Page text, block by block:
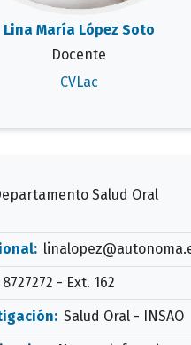
Lina María López Soto
Docente
CVLac
Salud Oral
- Ext. 162
Salud Oral - INSAO